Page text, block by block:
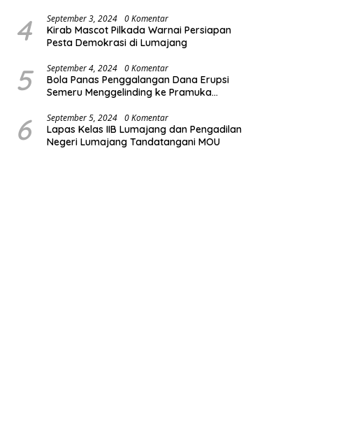
4 September 3, 2024 0 Komentar
Kirab Mascot Pilkada Warnai Persiapan
Pesta Demokrasi di Lumajang
5 September 4, 2024 0 Komentar
Bola Panas Penggalangan Dana Erupsi
Semeru Menggelinding ke Pramuka
6 September 5, 2024 0 Komentar
Lapas Kelas IIB Lumajang dan Pengadilan
Negeri Lumajang Tandatangani MOU